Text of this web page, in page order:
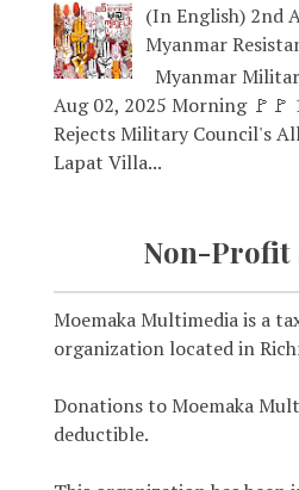
(In English) 2nd
Myanmar
Myanmar
Aug 02, 2025 Morning 🚩🚩
Rejects Military Council's
Lapat Villa...
Non-Profit
Moemaka Multimedia is a
organization located in
Donations to Moemaka
deductible.